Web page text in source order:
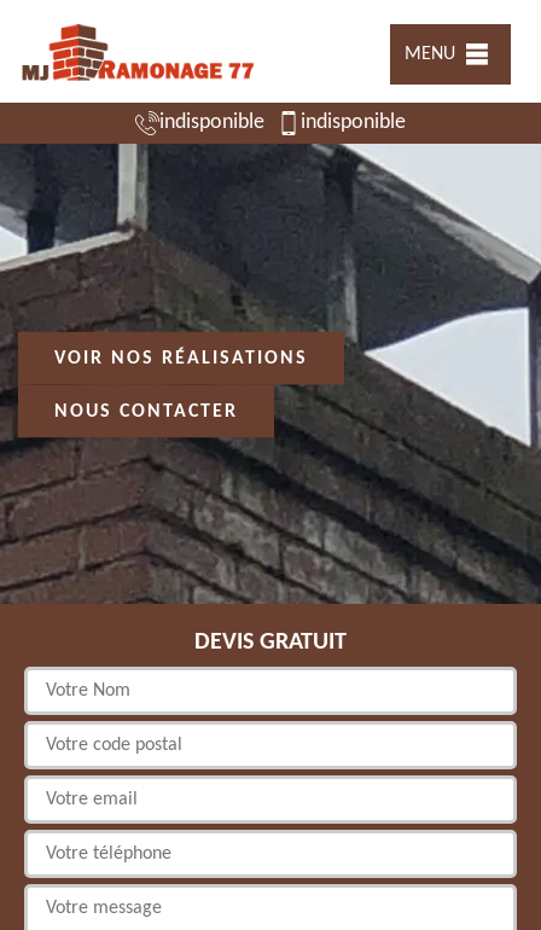
MENU
indisponible indisponible
VOIR NOS RÉALISATIONS
NOUS CONTACTER
DEVIS GRATUIT